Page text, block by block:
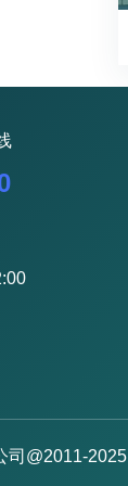
司@2011-2025